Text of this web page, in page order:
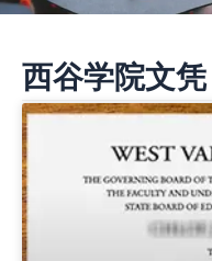
西谷学院文凭